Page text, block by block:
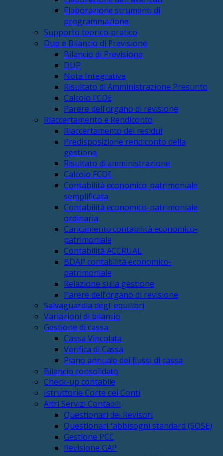
Elaborazione strumenti di
programmazione
Supporto teorico-pratico
Dup e Bilancio di Previsione
Bilancio di Previsione
DUP
Nota Integrativa
Risultato di Amministrazione Presunto
Calcolo FCDE
Parere dell’organo di revisione
Riaccertamento e Rendiconto
Riaccertamento dei residui
Predisposizione rendiconto della
gestione
Risultato di amministrazione
Calcolo FCDE
Contabilità economico-patrimoniale
semplificata
Contabilità economico-patrimoniale
ordinaria
Caricamento contabilità economico-
patrimoniale
Contabilità ACCRUAL
BDAP contabilità economico-
patrimoniale
Relazione sulla gestione
Parere dell’organo di revisione
Salvaguardia degli equilibri
Variazioni di bilancio
Gestione di cassa
Cassa Vincolata
Verifica di Cassa
Piano annuale dei flussi di cassa
Bilancio consolidato
Check-up contabile
Istruttorie Corte dei Conti
Altri Servizi Contabili
Questionari dei Revisori
Questionari fabbisogni standard (SOSE)
Gestione PCC
Revisione GAP